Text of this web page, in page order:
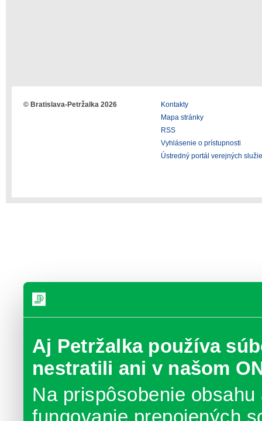
Aj Petržalka používa
nestratili ani v našom
Na prispôsobenie
© Bratislava-Petržalka 2026
Kontakty
Mapa stránky
RSS
Vyhlásenie o prístupnosti
Ústredný portál verejných